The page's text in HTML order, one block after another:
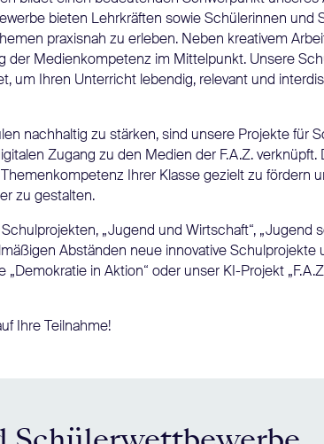
bieten Lehrkräften sowie Schülerinnen und
praxisnah zu erleben. Neben kreativem
der Medienkompetenz im Mittelpunkt. Unsere
um Ihren Unterricht lebendig, relevant und
nachhaltig zu stärken, sind unsere Projekte für
Zugang zu den Medien der F.A.Z. verknüpft.
Ihrer Klasse gezielt zu fördern
zu gestalten.
„Jugend und Wirtschaft“, „Jugend
Abständen neue innovative Schulprojekte
in Aktion“ oder unser KI-Projekt
Ihre Teilnahme!